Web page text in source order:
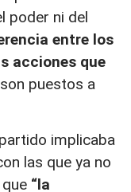
poder ni del
entre los
acciones que
puestos a
implicaba
las que ya no
“la